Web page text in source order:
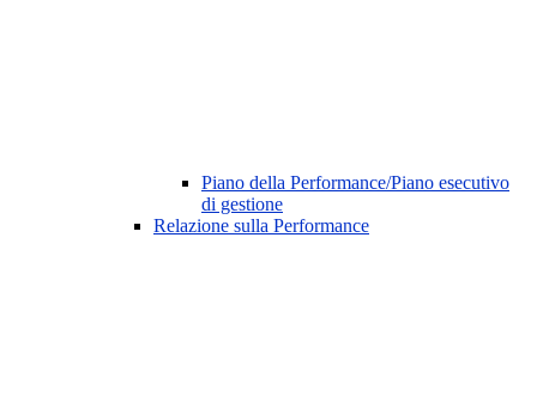
Piano della Performance/Piano esecutivo
di gestione
Relazione sulla Performance